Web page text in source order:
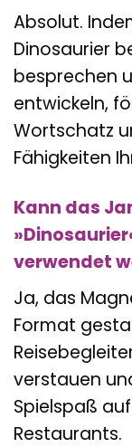
Absolut.
Dinosaurier
besprechen
entwickeln,
Wortschatz
Fähigkeiten
Kann das
verwendet
Ja, das
Format
verstauen
Spielspaß
Restaurants.